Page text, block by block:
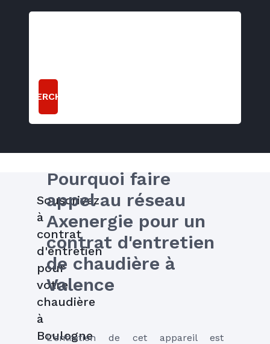
RECHERCHER
Pourquoi faire
appel au réseau
Axenergie pour un
contrat d'entretien
de chaudière à
Valence
L'entretien de cet appareil est
Souscrivez
à
contrat
d'entretien
pour
votre
chaudière
à
Boulogne